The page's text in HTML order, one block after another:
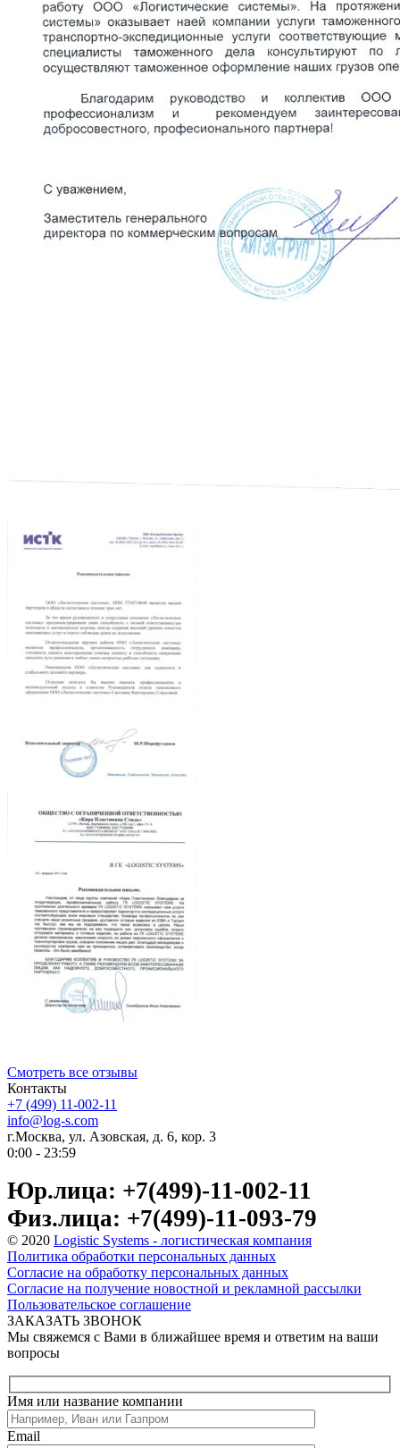
Смотреть все отзывы
Контакты
+7 (499) 11-002-11
info@log-s.com
г.Москва, ул. Азовская, д. 6, кор. 3
0:00 - 23:59
Юр.лица: +7(499)-11-002-11
Физ.лица: +7(499)-11-093-79
© 2020 Logistic Systems - логистическая компания
Политика обработки персональных данных
Согласие на обработку персональных данных
Согласие на получение новостной и рекламной рассылки
Пользовательское соглашение
ЗАКАЗАТЬ ЗВОНОК
Мы свяжемся с Вами в ближайшее время и ответим на ваши
вопросы
Имя или название компании
Email